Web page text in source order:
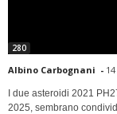
280
Albino Carbognani -
I due asteroidi 2021
2025, sembrano